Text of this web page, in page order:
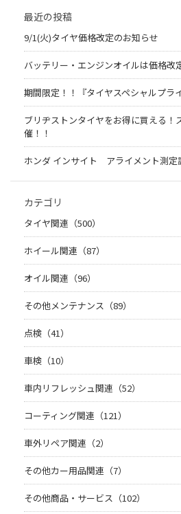
最近の投稿
9/1(火)タイヤ価格改定のお知らせ
バッテリー・エンジンオイルは価格改
期間限定！！『タイヤスペシャルプラ
ブリヂストンタイヤをお得に買える！
催！！
ホンダ インサイト アライメント測定
カテゴリ
タイヤ関連（500）
ホイール関連（87）
オイル関連（96）
その他メンテナンス（89）
点検（41）
車検（10）
車内リフレッシュ関連（52）
コーティング関連（121）
車外リペア関連（2）
その他カー用品関連（7）
その他商品・サービス（102）